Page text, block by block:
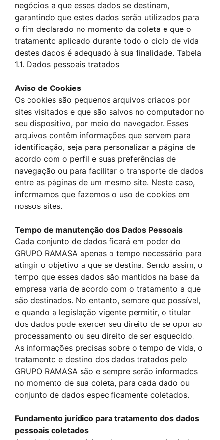
negócios a que esses dados se destinam,
garantindo que estes dados serão utilizados para
o fim declarado no momento da coleta e que o
tratamento aplicado durante todo o ciclo de vida
destes dados é adequado à sua finalidade. Tabela
1.1. Dados pessoais tratados
Aviso de Cookies
Os cookies são pequenos arquivos criados por
sites visitados e que são salvos no computador no
seu dispositivo, por meio do navegador. Esses
arquivos contêm informações que servem para
identificação, seja para personalizar a página de
acordo com o perfil e suas preferências de
navegação ou para facilitar o transporte de dados
entre as páginas de um mesmo site. Neste caso,
informamos que fazemos o uso de cookies em
nossos sites.
Tempo de manutenção dos Dados Pessoais
Cada conjunto de dados ficará em poder do
GRUPO RAMASA apenas o tempo necessário para
atingir o objetivo a que se destina. Sendo assim, o
tempo que esses dados são mantidos na base da
empresa varia de acordo com o tratamento a que
são destinados. No entanto, sempre que possível,
e quando a legislação vigente permitir, o titular
dos dados pode exercer seu direito de se opor ao
processamento ou seu direito de ser esquecido.
As informações precisas sobre o tempo de vida, o
tratamento e destino dos dados tratados pelo
GRUPO RAMASA são e sempre serão informados
no momento de sua coleta, para cada dado ou
conjunto de dados especificamente coletados.
Fundamento jurídico para tratamento dos dados
pessoais coletados